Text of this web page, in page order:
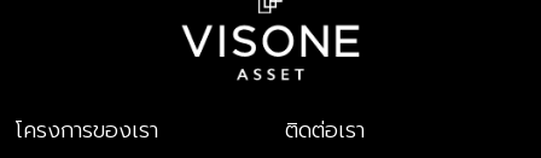
โครงการของเรา
ติดต่อเรา